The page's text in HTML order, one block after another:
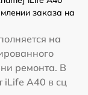
заказа на
на
ремонта. В
iLife A40 в сц